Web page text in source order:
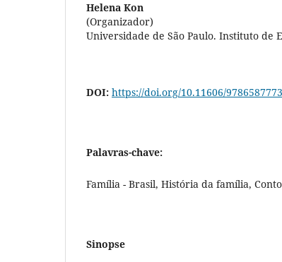
Helena Kon
(Organizador)
Universidade de São Paulo. Instituto de
DOI: https://doi.org/10.11606/
Palavras-chave:
Família - Brasil, História da família,
Sinopse